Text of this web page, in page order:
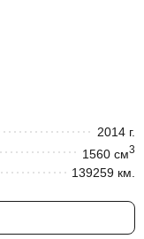
2014 г.
1560 cм3
139259 км.